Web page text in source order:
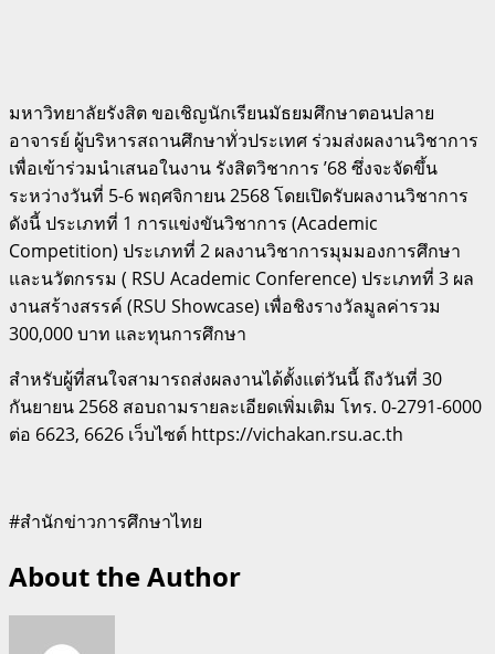
มหาวิทยาลัยรังสิต ขอเชิญนักเรียนมัธยมศึกษาตอนปลาย
อาจารย์ ผู้บริหารสถานศึกษาทั่วประเทศ ร่วมส่งผลงานวิชาการ
เพื่อเข้าร่วมนำเสนอในงาน รังสิตวิชาการ ’68 ซึ่งจะจัดขึ้น
ระหว่างวันที่ 5-6 พฤศจิกายน 2568 โดยเปิดรับผลงานวิชาการ
ดังนี้ ประเภทที่ 1 การแข่งขันวิชาการ (Academic
Competition) ประเภทที่ 2 ผลงานวิชาการมุมมองการศึกษา
และนวัตกรรม ( RSU Academic Conference) ประเภทที่ 3 ผล
งานสร้างสรรค์ (RSU Showcase) เพื่อชิงรางวัลมูลค่ารวม
300,000 บาท และทุนการศึกษา
สำหรับผู้ที่สนใจสามารถส่งผลงานได้ตั้งแต่วันนี้ ถึงวันที่ 30
กันยายน 2568 สอบถามรายละเอียดเพิ่มเติม โทร. 0-2791-6000
ต่อ 6623, 6626 เว็บไซต์ https://vichakan.rsu.ac.th
#สำนักข่าวการศึกษาไทย
About the Author